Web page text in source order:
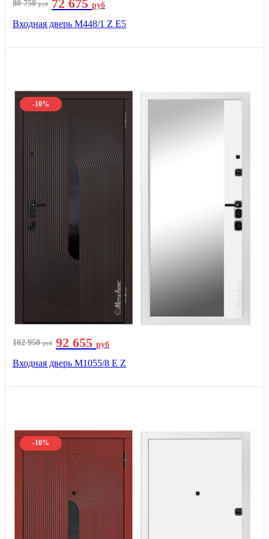
80 750руб 72 675 руб
Входная дверь М448/1 Z Е5
-10%
102 950руб 92 655 руб
Входная дверь М1055/8 Е Z
-10%